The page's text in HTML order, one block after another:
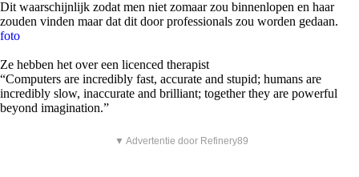
Dit waarschijnlijk zodat men niet zomaar zou binnenlopen en haar
zouden vinden maar dat dit door professionals zou worden gedaan.
foto
Ze hebben het over een licenced therapist
“Computers are incredibly fast, accurate and stupid; humans are
incredibly slow, inaccurate and brilliant; together they are powerful
beyond imagination.”
▼ Advertentie door Refinery89